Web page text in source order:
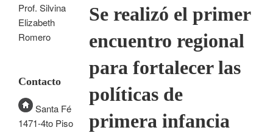
Se realizó el primer
encuentro regional
para fortalecer las
políticas de
primera infancia
Prof. Silvina
Elizabeth
Romero
Contacto
Santa Fé
1471-4to Piso